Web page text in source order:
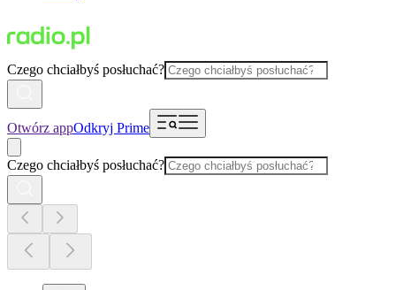
Czego chciałbyś posłuchać?
Otwórz appOdkryj Prime
Czego chciałbyś posłuchać?